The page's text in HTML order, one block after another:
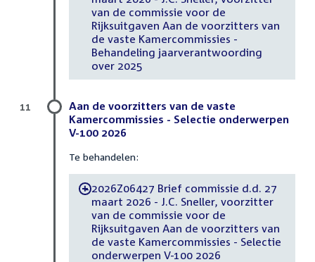
van de commissie voor de
Rijksuitgaven Aan de voorzitters van
de vaste Kamercommissies -
Behandeling jaarverantwoording
over 2025
Aan de voorzitters van de vaste
Kamercommissies - Selectie onderwerpen
V-100 2026
Te behandelen:
-2026Z06427 Brief commissie d.d. 27
maart 2026 - J.C. Sneller, voorzitter
van de commissie voor de
Rijksuitgaven Aan de voorzitters van
de vaste Kamercommissies - Selectie
onderwerpen V-100 2026
11